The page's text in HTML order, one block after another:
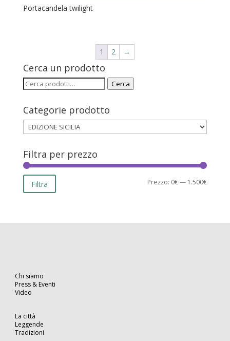
Portacandela twilight
1 2 →
Cerca un prodotto
Cerca: Cerca
Categorie prodotto
Filtra per prezzo
Prezzo
Prezzo
Filtra Prezzo: 0€— 1.500€
Chi siamo
Press & Eventi
Video
La città
Leggende
Tradizioni